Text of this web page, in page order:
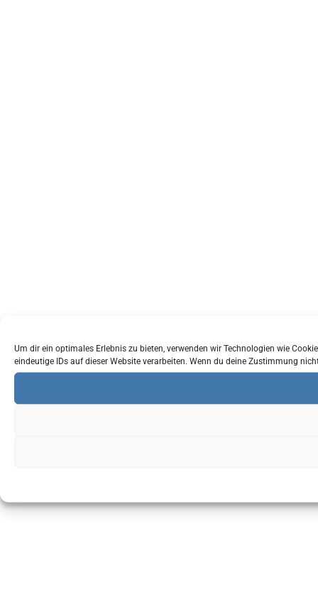
Um dir ein optimales Erlebnis zu bieten, verwenden wir Technologien wie
eindeutige IDs auf dieser Website verarbeiten. Wenn du deine Zustimmung